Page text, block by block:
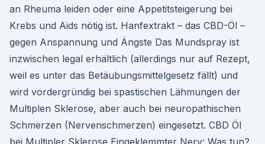
an Rheuma leiden oder eine Appetitsteigerung bei
Krebs und Aids nötig ist. Hanfextrakt – das CBD-Öl –
gegen Anspannung und Ängste Das Mundspray ist
inzwischen legal erhältlich (allerdings nur auf Rezept,
weil es unter das Betäubungsmittelgesetz fällt) und
wird vordergründig bei spastischen Lähmungen der
Multiplen Sklerose, aber auch bei neuropathischen
Schmerzen (Nervenschmerzen) eingesetzt. CBD Öl
bei Multipler Sklerose Eingeklemmter Nerv: Was tun?